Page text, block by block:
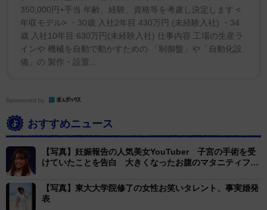
う選択肢を選んだことを伝えた。
最後に「毎日美味しいご飯を作ってくれて、誰よりも
わたしの健康を願ってくれるGreedZz君と、これから支
え合いながら生きていきます」と記し、「入籍日は少し
このタイミングで合わせて報告させていただきました。
これからも2人をあたたかく見守っていただけたら嬉し
いです」と結んだ。
350,000円+手当 年齢、経験、資格等を考慮し決定します <
年収モデル> ・30歳 入社2年目 430万円 (未経験入社) ・34
歳 入社10年目 630万円(未経験入社) 仕事内容 工場の生産ラ
インや 機械を自動で動かすための 「制御盤」や「自動化設
備」の 製作・設置...
Sponsored by
おすすめニュース
【写真】妊娠報告の人気美女YouTuber 子宮の手術を受
けていたことを告白 大きくなったお腹のマタニティフォ
【写真】東大大学院修了の女性お笑いタレント、事実婚発
表